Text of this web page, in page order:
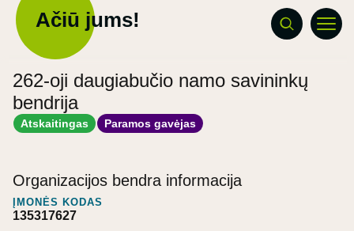
Ačiū jums!
262-oji daugiabučio namo savininkų
bendrija
Atskaitingas Paramos gavėjas
Organizacijos bendra informacija
ĮMONĖS KODAS
135317627